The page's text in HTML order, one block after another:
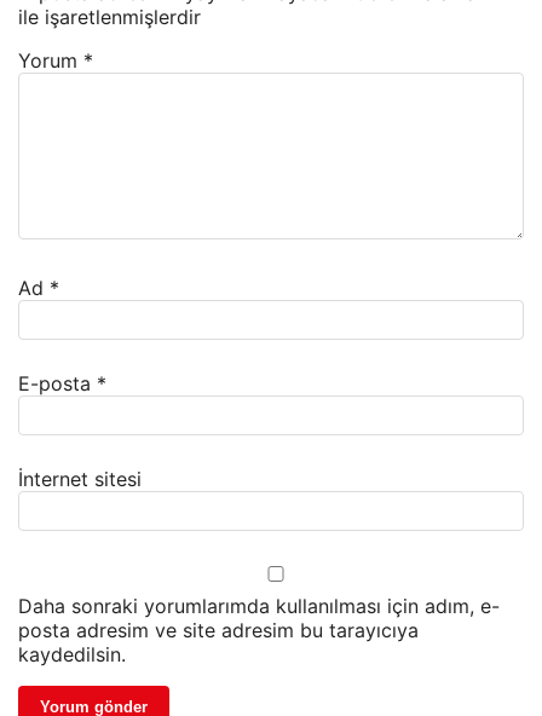
ile işaretlenmişlerdir
Yorum *
Ad *
E-posta *
İnternet sitesi
Daha sonraki yorumlarımda kullanılması için adım, e-
posta adresim ve site adresim bu tarayıcıya
kaydedilsin.